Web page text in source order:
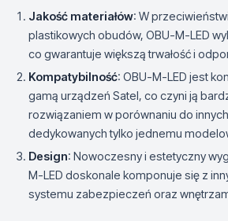
Jakość materiałów: W
plastikowych obudów, OBU-M-LED
co gwarantuje większą trwałość i
Kompatybilność: OBU-M-LED jest
gamą urządzeń Satel, co czyni ją
rozwiązaniem w porównaniu do
dedykowanych tylko jednemu
Design: Nowoczesny i estetyczny
M-LED doskonale komponuje się z
systemu zabezpieczeń oraz